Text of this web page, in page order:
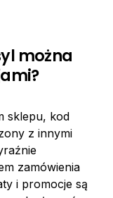
można
sklepu, kod
z innymi
zamówienia
i promocje są